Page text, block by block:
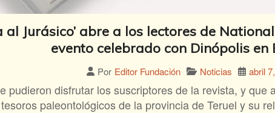
al Jurásico’ abre a los lectores de
evento celebrado con Dinópolis en
Por Editor Fundación Noticias abril
pudieron disfrutar los suscriptores de la revista, y que
tesoros paleontológicos de la provincia de Teruel y su